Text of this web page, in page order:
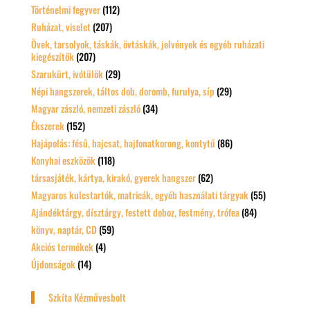
Történelmi fegyver (112)
Ruházat, viselet (207)
Övek, tarsolyok, táskák, övtáskák, jelvények és egyéb ruházati
kiegészítők (207)
Szarukürt, ivótülök (29)
Népi hangszerek, táltos dob, doromb, furulya, síp (29)
Magyar zászló, nemzeti zászló (34)
Ékszerek (152)
Hajápolás: fésű, hajcsat, hajfonatkorong, kontytű (86)
Konyhai eszközök (118)
társasjáték, kártya, kirakó, gyerek hangszer (62)
Magyaros kulcstartók, matricák, egyéb használati tárgyak (55)
Ajándéktárgy, dísztárgy, festett doboz, festmény, trófea (84)
könyv, naptár, CD (59)
Akciós termékek (4)
Újdonságok (14)
Szkíta Kézművesbolt